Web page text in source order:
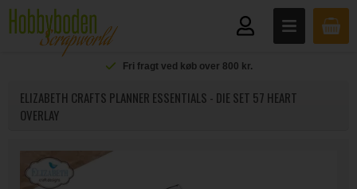
Fri fragt ved køb over 800 kr.
ELIZABETH CRAFTS PLANNER ESSENTIALS - DIE SET 57 HEART
OVERLAY